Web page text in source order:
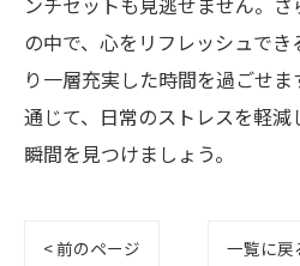
の中で、心をリフレッシュで
り一層充実した時間を過ごせ
通じて、日常のストレスを軽
瞬間を見つけましょう。
< 前のページ 一覧に戻